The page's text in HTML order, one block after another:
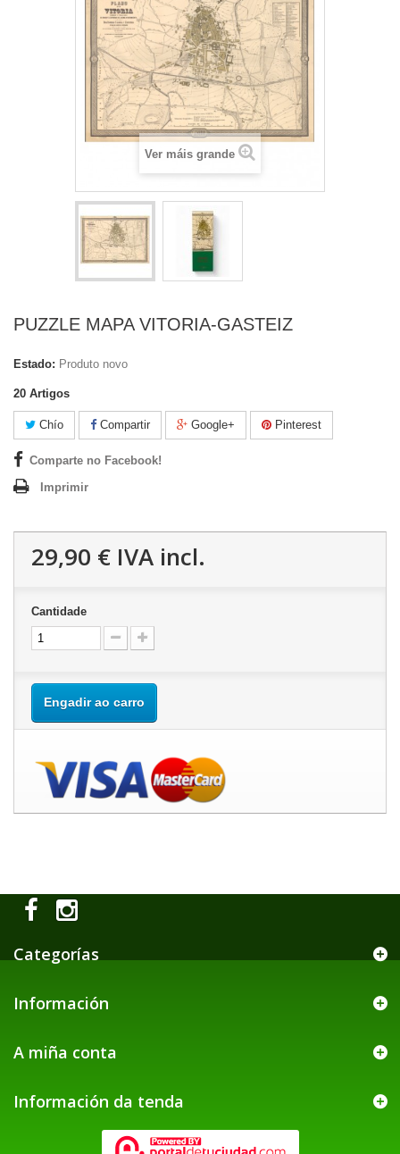
Ver máis grande
PUZZLE MAPA VITORIA-GASTEIZ
Estado: Produto novo
20 Artigos
Chío Compartir Google+ Pinterest
Comparte no Facebook!
Imprimir
29,90 € IVA incl.
Cantidade
Engadir ao carro
Categorías
Información
A miña conta
Información da tenda